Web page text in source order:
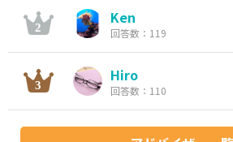
Ken
回答数：119
Hiro
回答数：110